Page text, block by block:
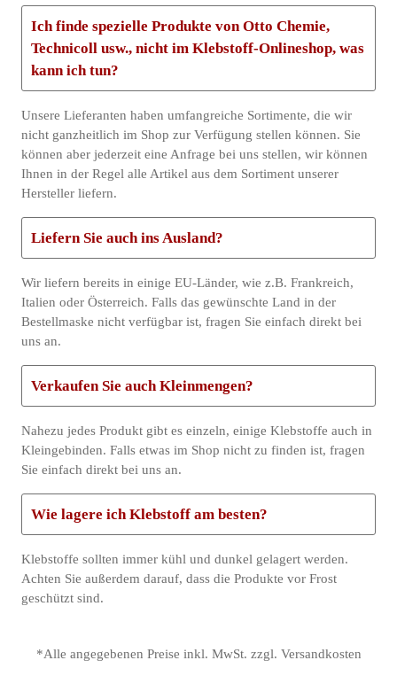
Ich finde spezielle Produkte von Otto Chemie,
Technicoll usw., nicht im Klebstoff-Onlineshop, was
kann ich tun?
Unsere Lieferanten haben umfangreiche Sortimente, die wir
nicht ganzheitlich im Shop zur Verfügung stellen können. Sie
können aber jederzeit eine Anfrage bei uns stellen, wir können
Ihnen in der Regel alle Artikel aus dem Sortiment unserer
Hersteller liefern.
Liefern Sie auch ins Ausland?
Wir liefern bereits in einige EU-Länder, wie z.B. Frankreich,
Italien oder Österreich. Falls das gewünschte Land in der
Bestellmaske nicht verfügbar ist, fragen Sie einfach direkt bei
uns an.
Verkaufen Sie auch Kleinmengen?
Nahezu jedes Produkt gibt es einzeln, einige Klebstoffe auch in
Kleingebinden. Falls etwas im Shop nicht zu finden ist, fragen
Sie einfach direkt bei uns an.
Wie lagere ich Klebstoff am besten?
Klebstoffe sollten immer kühl und dunkel gelagert werden.
Achten Sie außerdem darauf, dass die Produkte vor Frost
geschützt sind.
*Alle angegebenen Preise inkl. MwSt. zzgl. Versandkosten